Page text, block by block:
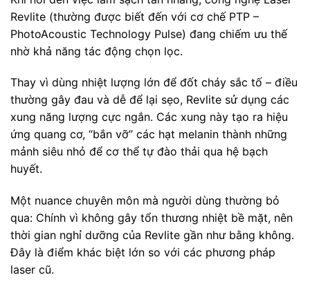
Revlite (thường được biết đến với cơ chế PTP –
PhotoAcoustic Technology Pulse) đang chiếm ưu thế
nhờ khả năng tác động chọn lọc.
Thay vì dùng nhiệt lượng lớn để đốt cháy sắc tố – điều
thường gây đau và dễ để lại sẹo, Revlite sử dụng các
xung năng lượng cực ngắn. Các xung này tạo ra hiệu
ứng quang cơ, “bắn vỡ” các hạt melanin thành những
mảnh siêu nhỏ để cơ thể tự đào thải qua hệ bạch
huyết.
Một nuance chuyên môn mà người dùng thường bỏ
qua: Chính vì không gây tổn thương nhiệt bề mặt, nên
thời gian nghỉ dưỡng của Revlite gần như bằng không.
Đây là điểm khác biệt lớn so với các phương pháp
laser cũ.